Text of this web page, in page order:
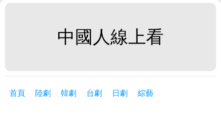
中國人線上看
首頁 陸劇 韓劇 台劇 日劇 綜藝